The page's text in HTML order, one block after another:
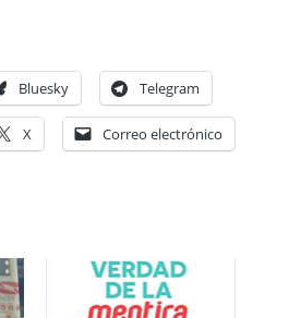
Bluesky Telegram
X Correo electrónico